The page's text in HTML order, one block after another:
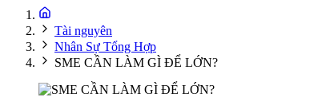
Tài nguyên
Nhân Sự Tổng Hợp
SME CẦN LÀM GÌ ĐỂ LỚN?